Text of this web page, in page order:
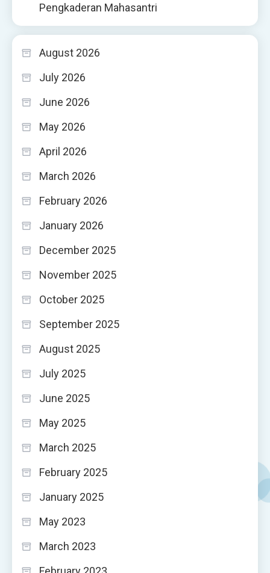
Pengkaderan Mahasantri
August 2026
July 2026
June 2026
May 2026
April 2026
March 2026
February 2026
January 2026
December 2025
November 2025
October 2025
September 2025
August 2025
July 2025
June 2025
May 2025
March 2025
February 2025
January 2025
May 2023
March 2023